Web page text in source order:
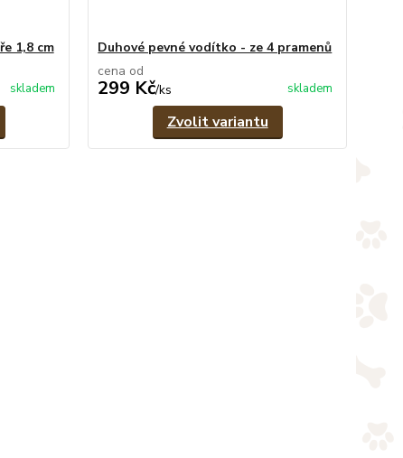
1,8 cm
skladem
Duhové pevné vodítko - ze 4 pramenů
cena od
299 Kč/ks skladem
Zvolit variantu